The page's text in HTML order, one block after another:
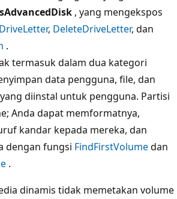
, yang mengekspos
, DeleteDriveLetter, dan
.
termasuk dalam dua kategori
data pengguna, file, dan
diinstal untuk pengguna. Partisi
Anda dapat memformatnya,
kandar kepada mereka, dan
dengan fungsi FindFirstVolumedan
.
dinamis tidak memetakan volume